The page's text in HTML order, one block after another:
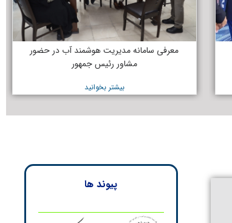
معرفی سامانه مدیریت هوشمند آب در حضور
مشاور رئیس جمهور
بیشتر بخوانید
پیوند ها